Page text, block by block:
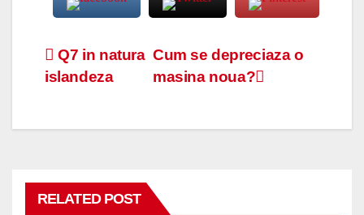
Navigare
articole
Cum se depreciaza o
masina noua?
Q7 in natura
islandeza
RELATED POST